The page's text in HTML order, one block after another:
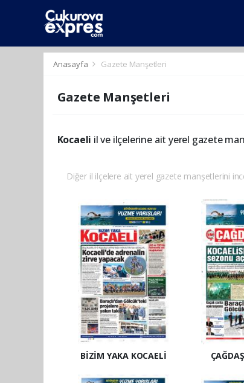
Anasayfa Gazete Manşetleri
Gazete Manşetleri
Kocaeli il ve ilçelerine ait yerel gazete
Diğer il ilçelere ait yerel gazete manşetlerini
BİZİM YAKA KOCAELİ